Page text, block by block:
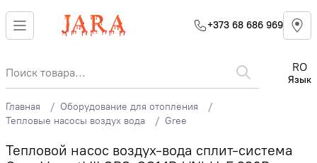
+373 68 686 969
RO
Язык
Главная
Оборудование для отопления
Тепловые насосы воздух вода
Gree
Тепловой насос воздух-вода сплит-система